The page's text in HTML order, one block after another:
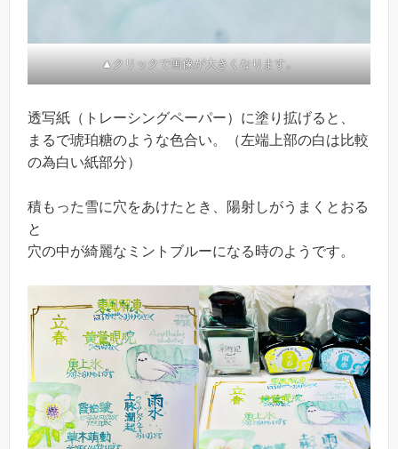
▲クリックで画像が大きくなります。
透写紙（トレーシングペーパー）に塗り拡げると、
まるで琥珀糖のような色合い。（左端上部の白は比較
の為白い紙部分）
積もった雪に穴をあけたとき、陽射しがうまくとおる
と
穴の中が綺麗なミントブルーになる時のようです。